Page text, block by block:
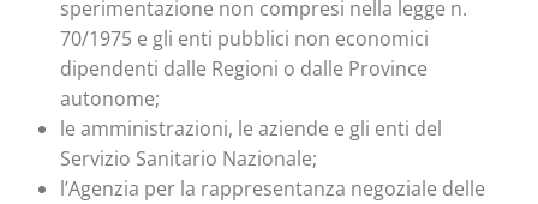
sperimentazione non compresi nella legge n.
70/1975 e gli enti pubblici non economici
dipendenti dalle Regioni o dalle Province
autonome;
le amministrazioni, le aziende e gli enti del
Servizio Sanitario Nazionale;
l’Agenzia per la rappresentanza negoziale delle